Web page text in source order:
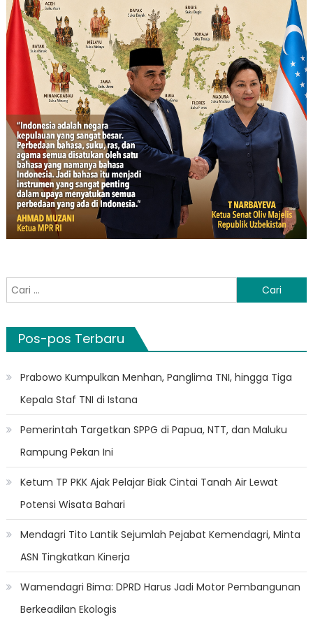
Cari
untuk:
Pos-pos Terbaru
Prabowo Kumpulkan Menhan, Panglima TNI, hingga Tiga
Kepala Staf TNI di Istana
Pemerintah Targetkan SPPG di Papua, NTT, dan Maluku
Rampung Pekan Ini
Ketum TP PKK Ajak Pelajar Biak Cintai Tanah Air Lewat
Potensi Wisata Bahari
Mendagri Tito Lantik Sejumlah Pejabat Kemendagri, Minta
ASN Tingkatkan Kinerja
Wamendagri Bima: DPRD Harus Jadi Motor Pembangunan
Berkeadilan Ekologis